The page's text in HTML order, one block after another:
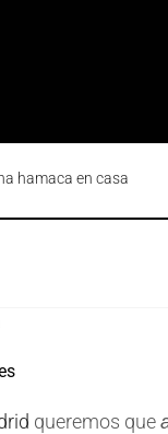
hamaca en casa
queremos que